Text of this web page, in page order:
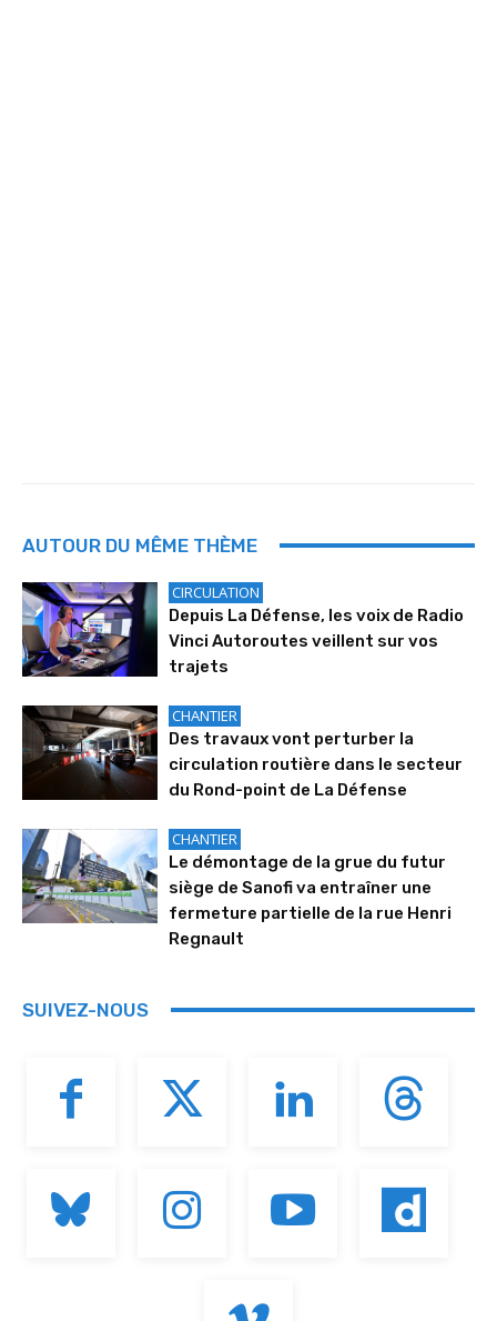
AUTOUR DU MÊME THÈME
CIRCULATION
Depuis La Défense, les voix de Radio
Vinci Autoroutes veillent sur vos
trajets
CHANTIER
Des travaux vont perturber la
circulation routière dans le secteur
du Rond-point de La Défense
CHANTIER
Le démontage de la grue du futur
siège de Sanofi va entraîner une
fermeture partielle de la rue Henri
Regnault
SUIVEZ-NOUS